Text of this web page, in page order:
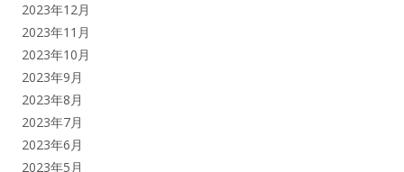
2023年12月
2023年11月
2023年10月
2023年9月
2023年8月
2023年7月
2023年6月
2023年5月